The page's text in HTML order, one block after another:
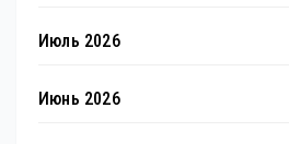
Июль 2026
Июнь 2026